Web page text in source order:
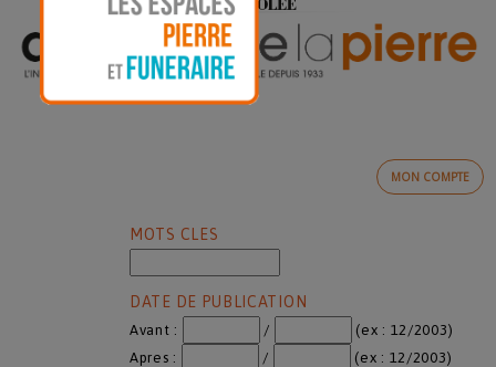
MON COMPTE
MOTS CLES
DATE DE PUBLICATION
Avant : /
(ex : 12/2003)
Apres :
/ (ex : 12/2003)